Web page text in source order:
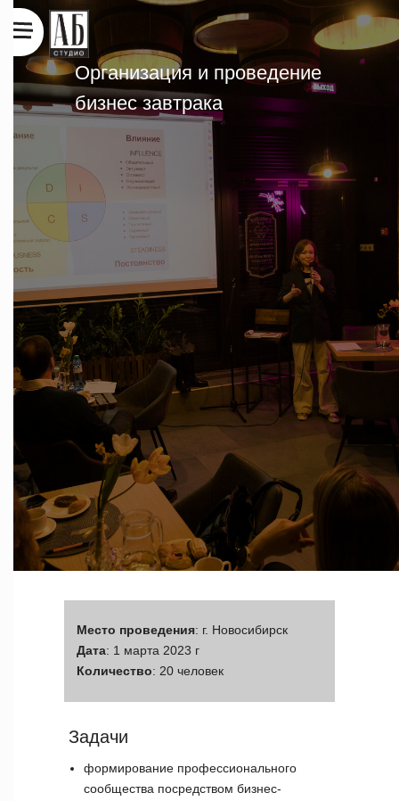
Организация и проведение
бизнес завтрака
Место проведения: г. Новосибирск
Дата: 1 марта 2023 г
Количество: 20 человек
формирование профессионального
сообщества посредством бизнес-
Задачи